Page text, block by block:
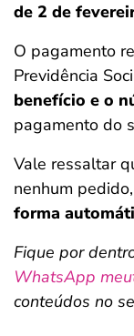
de 2 de
O pagamento
Previdência
benefício e o
pagamento do
Vale ressaltar
nenhum
forma
Fique por
WhatsApp
conteúdos no